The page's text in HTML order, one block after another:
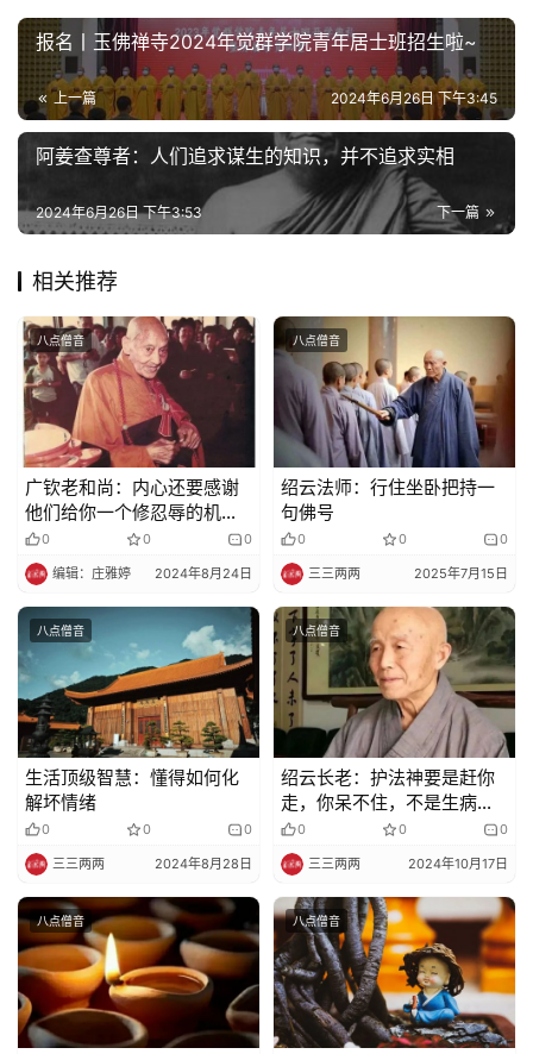
益
慈
善
佛
人
物
院
巡
礼
视
频
纪
录
佛
教
艺
术
政
策
法
规
免
责
声
明
登录 注册
报名丨玉佛禅寺2024年觉群学院青年居士班招生啦~
上一篇 2024年6月26日 下午3:45
阿姜查尊者：人们追求谋生的知识，并不追求实相
下一篇
2024年6月26日 下午3:53
相关推荐
八点僧音
广钦老和尚：内心还要感谢
他们给你一个修忍辱的机
会，无忍不成道
0 0 0
编辑：庄雅婷 2024年8月24日
八点僧音
绍云法师：行住坐卧把持一
句佛号
0 0 0
三三两两 2025年7月15日
八点僧音
生活顶级智慧：懂得如何化
解坏情绪
0 0 0
三三两两 2024年8月28日
八点僧音
绍云长老：护法神要是赶你
走，你呆不住，不是生病就
是这个事那个事
0 0 0
三三两两 2024年10月17日
八点僧音 八点僧音